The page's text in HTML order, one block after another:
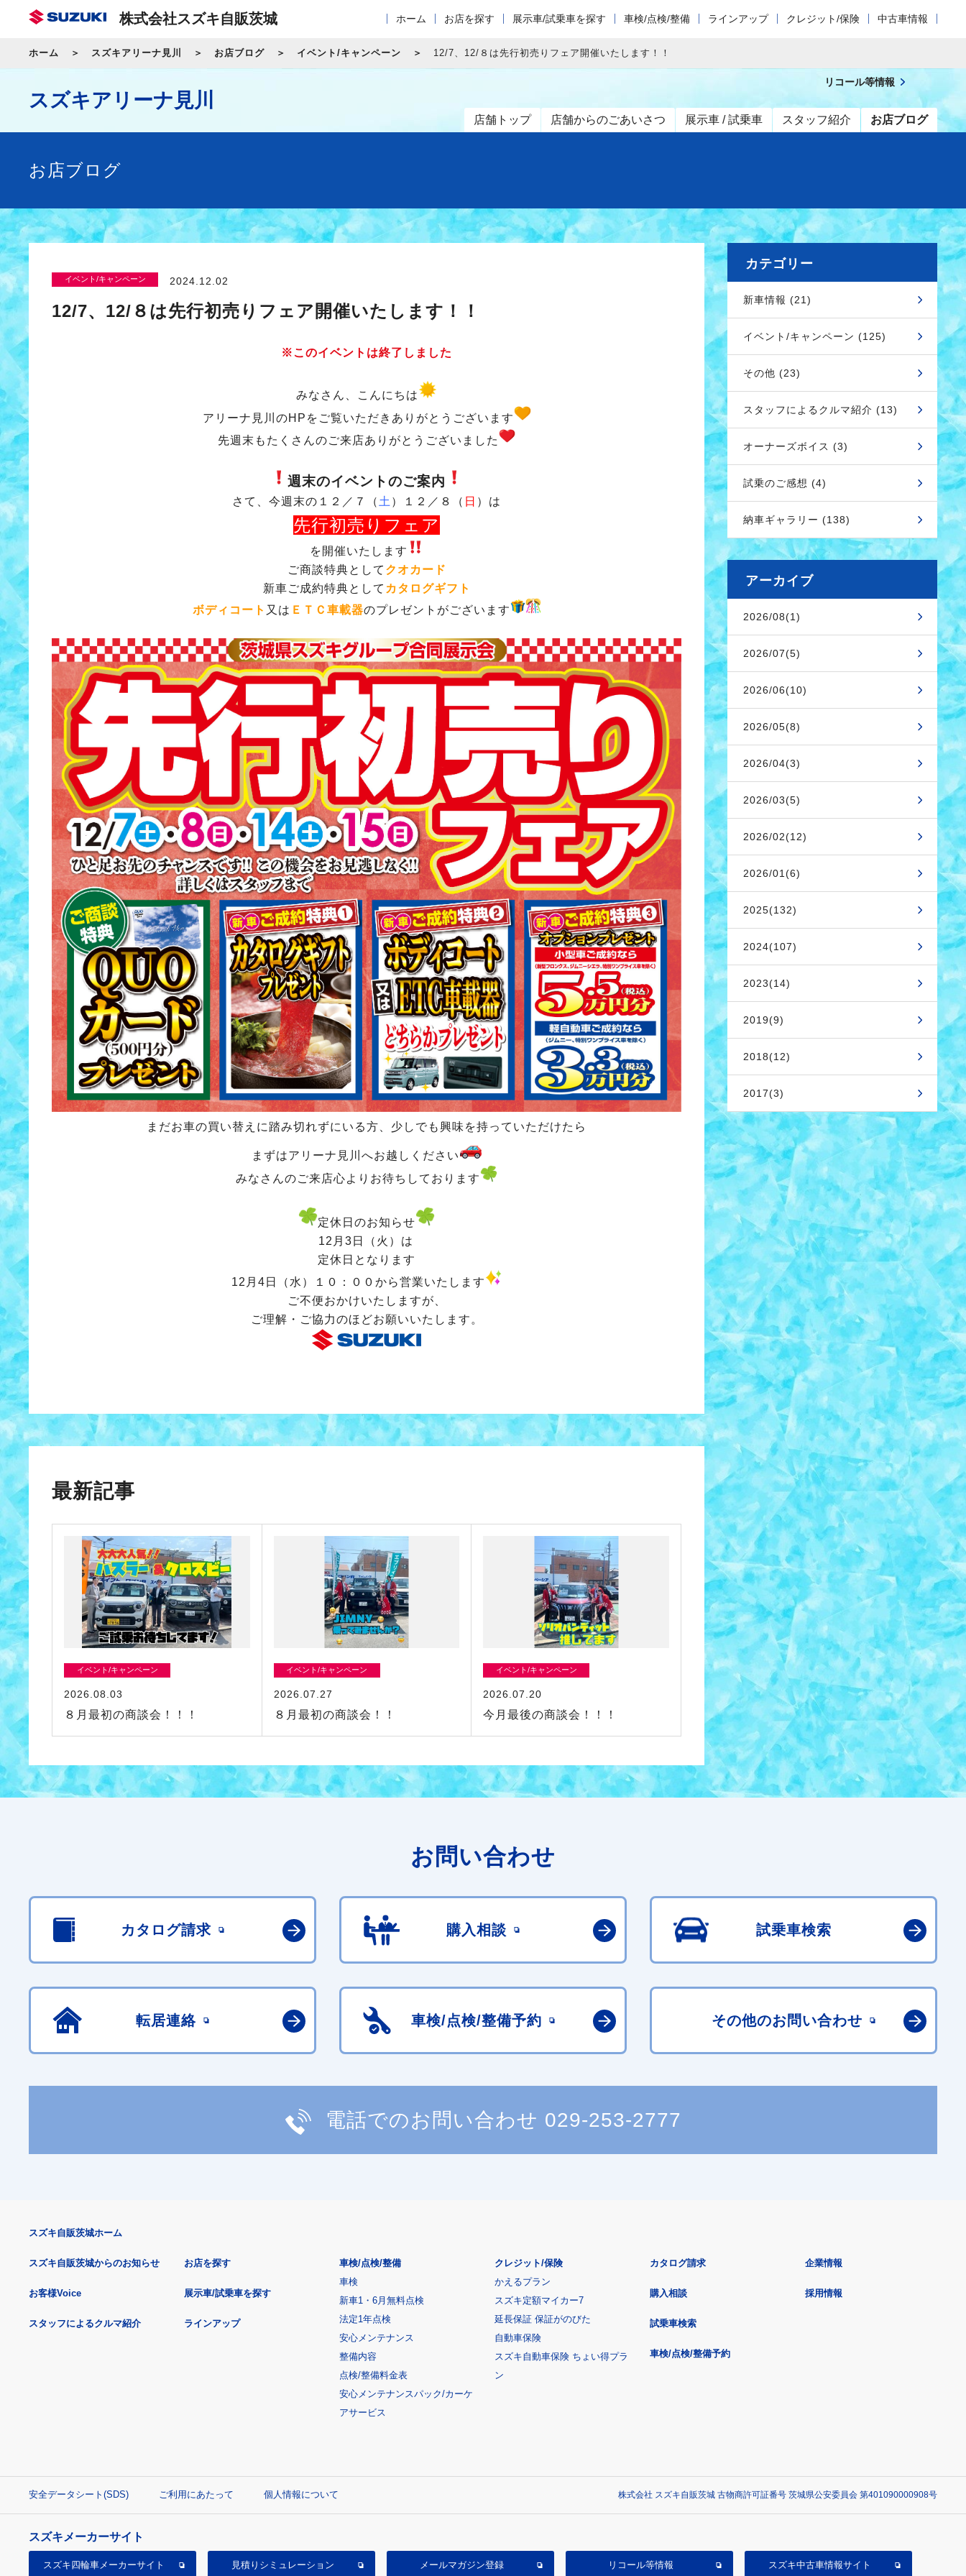
株式会社スズキ自販茨城 ホーム お店を探す 展示車/試乗車を探す 車検/点検/整備 ラインアップ クレジット/保険 中古車情報
ホーム スズキアリーナ見川 お店ブログ イベント/キャンペーン 12/7、12/８は先行初売りフェア開催いたします！！
スズキアリーナ見川
店舗トップ 店舗からのごあいさつ 展示車 / 試乗車 スタッフ紹介 お店ブログ
リコール等情報
お店ブログ
イベント/キャンペーン 2024.12.02
12/7、12/８は先行初売りフェア開催いたします！！
※このイベントは終了しました
みなさん、こんにちは
アリーナ見川のHPをご覧いただきありがとうございます
先週末もたくさんのご来店ありがとうございました
週末のイベントのご案内
さて、今週末の１２／７（ 土 ）１２／８（ 日 ）は
先行初売りフェア
を開催いたします
ご商談特典として クオカード
新車ご成約特典として カタログギフト
ボディコート 又は ＥＴＣ車載器のプレゼントがございます
まだお車の買い替えに踏み切れずにいる方、少しでも興味を持っていただけたら
まずはアリーナ見川へお越しください
みなさんのご来店心よりお待ちしております
定休日のお知らせ
12月3日（火）は
定休日となります
12月4日（水）１０：００から営業いたします
ご不便おかけいたしますが、
ご理解・ご協力のほどお願いいたします。
最新記事
イベント/キャンペーン
2026.08.03
８月最初の商談会！！！
イベント/キャンペーン
2026.07.27
８月最初の商談会！！
イベント/キャンペーン
2026.07.20
今月最後の商談会！！！
カテゴリー
新車情報 (21)
イベント/キャンペーン (125)
その他 (23)
スタッフによるクルマ紹介 (13)
オーナーズボイス (3)
試乗のご感想 (4)
納車ギャラリー (138)
アーカイブ
2026/08(1)
2026/07(5)
2026/06(10)
2026/05(8)
2026/04(3)
2026/03(5)
2026/02(12)
2026/01(6)
2025(132)
2024(107)
2023(14)
2019(9)
2018(12)
2017(3)
お問い合わせ
カタログ請求 購入相談 試乗車検索
転居連絡 車検/点検/整備予約 その他のお問い合わせ
電話でのお問い合わせ 029-253-2777
スズキ自販茨城ホーム
スズキ自販茨城からのお知らせ
お客様Voice
スタッフによるクルマ紹介
お店を探す
展示車/試乗車を探す
ラインアップ
車検/点検/整備
車検
新車1・6月無料点検
法定1年点検
安心メンテナンス
整備内容
点検/整備料金表
安心メンテナンスパック/カーケ
アサービス
クレジット/保険
かえるプラン
スズキ定額マイカー7
延長保証 保証がのびた
自動車保険
スズキ自動車保険 ちょい得プラ
ン
カタログ請求
購入相談
試乗車検索
車検/点検/整備予約
企業情報
採用情報
安全データシート(SDS) ご利用にあたって 個人情報について 株式会社 スズキ自販茨城 古物商許可証番号 茨城県公安委員会 第401090000908号
スズキメーカーサイト
スズキ四輪車メーカーサイト 見積り シミュレーション メールマガジン登録 リコール等情報 スズキ中古車情報サイト